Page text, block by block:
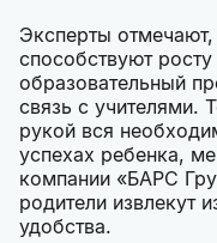
Эксперты
способствуют
образовательный
связь с учителями.
рукой вся
успехах ребенка,
компании «БАРС
родители извлекут
удобства.